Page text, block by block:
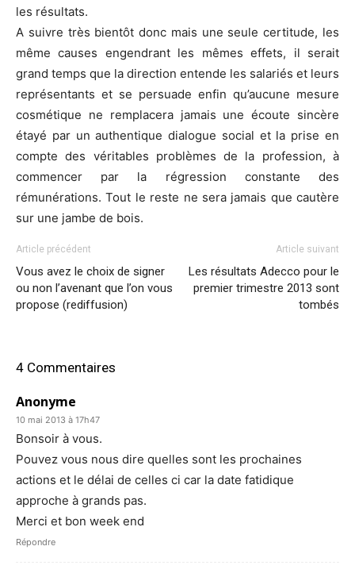
les résultats.
A suivre très bientôt donc mais une seule certitude, les
même causes engendrant les mêmes effets, il serait
grand temps que la direction entende les salariés et leurs
représentants et se persuade enfin qu’aucune mesure
cosmétique ne remplacera jamais une écoute sincère
étayé par un authentique dialogue social et la prise en
compte des véritables problèmes de la profession, à
commencer par la régression constante des
rémunérations. Tout le reste ne sera jamais que cautère
sur une jambe de bois.
Article précédent
Vous avez le choix de signer
ou non l’avenant que l’on vous
propose (rediffusion)
Article suivant
Les résultats Adecco pour le
premier trimestre 2013 sont
tombés
4 Commentaires
Anonyme
10 mai 2013 à 17h47
Bonsoir à vous.
Pouvez vous nous dire quelles sont les prochaines
actions et le délai de celles ci car la date fatidique
approche à grands pas.
Merci et bon week end
Répondre